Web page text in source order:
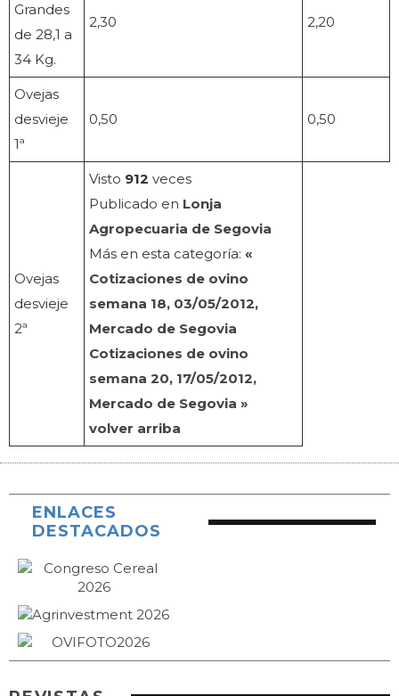
Grandes
de 28,1 a
34 Kg.
2,30 2,20
Ovejas
desvieje
1ª
0,50 0,50
Ovejas
desvieje
2ª
Visto 912 veces
Publicado en Lonja
Agropecuaria de Segovia
Más en esta categoría: «
Cotizaciones de ovino
semana 18, 03/05/2012,
Mercado de Segovia
Cotizaciones de ovino
semana 20, 17/05/2012,
Mercado de Segovia »
volver arriba
ENLACES
DESTACADOS